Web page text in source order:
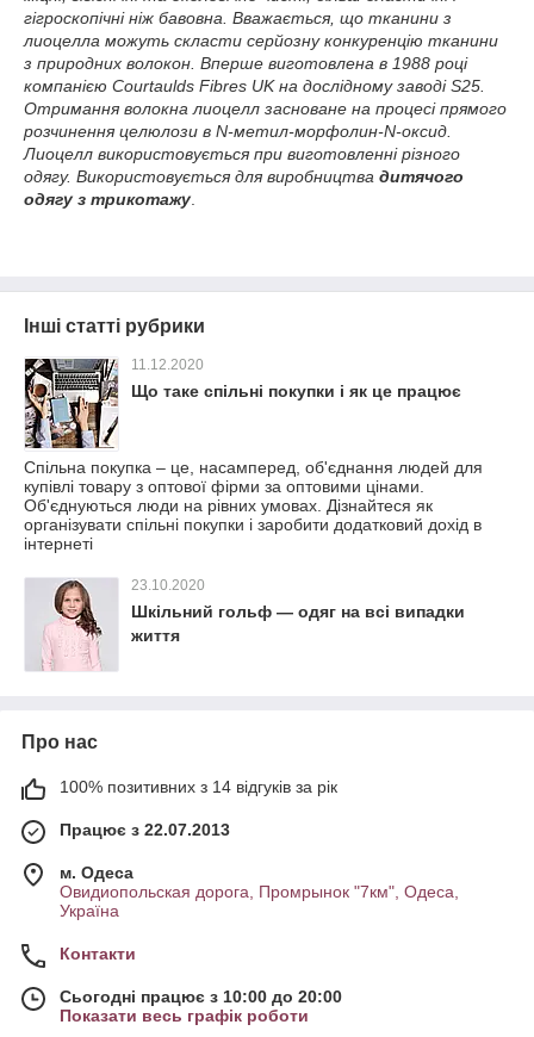
гігроскопічні ніж бавовна. Вважається, що тканини з
лиоцелла можуть скласти серйозну конкуренцію тканини
з природних волокон. Вперше виготовлена в 1988 році
компанією Courtaulds Fibres UK на дослідному заводі S25.
Отримання волокна лиоцелл засноване на процесі прямого
розчинення целюлози в N-метил-морфолин-N-оксид.
Лиоцелл використовується при виготовленні різного
одягу. Використовується для виробництва дитячого
одягу з трикотажу
Інші статті рубрики
11.12.2020
Що таке спільні покупки і як це працює
Спільна покупка – це, насамперед, об'єднання людей для
купівлі товару з оптової фірми за оптовими цінами.
Об'єднуються люди на рівних умовах. Дізнайтеся як
організувати спільні покупки і заробити додатковий дохід в
інтернеті
23.10.2020
Шкільний гольф — одяг на всі випадки
життя
Про нас
100% позитивних з 14 відгуків за рік
Працює з 22.07.2013
м. Одеса
Овидиопольская дорога, Промрынок "7км", Одеса,
Україна
Контакти
Сьогодні працює з 10:00 до 20:00
Показати весь графік роботи